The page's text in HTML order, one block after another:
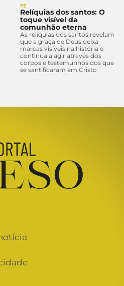
FÉ
Relíquias dos santos: O
toque visível da
comunhão eterna
As relíquias dos santos revelam
que a graça de Deus deixa
marcas visíveis na história e
continua a agir através dos
corpos e testemunhos dos que
se santificaram em Cristo